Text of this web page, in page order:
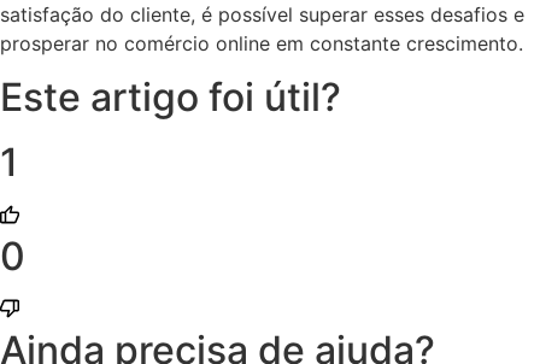
satisfação do cliente, é possível superar esses desafios e
prosperar no comércio online em constante crescimento.
Este artigo foi útil?
1
0
Ainda precisa de ajuda?